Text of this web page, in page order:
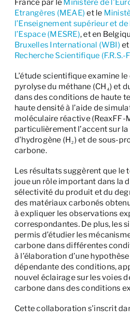
France par le Ministère de
Etrangères (MEAE) et le
l’Enseignement supérieur et
l’Espace (MESRE), et en
Bruxelles International (WBI)
Recherche Scientifique (F.R.S.-
L’étude scientifique examine
pyrolyse du méthane (CH₄) et
dans des conditions de haute
haute densité à l’aide de
moléculaire réactive (ReaxFF-
particulièrement l’accent sur
d’hydrogène (H₂) et de sous-
carbone.
Les résultats suggèrent que le
joue un rôle important dans la
sélectivité du produit et du
des matériaux carbonés
à expliquer les observations
correspondantes. De plus, les
permis d’étudier les
carbone dans différentes
à l’élaboration d’une
dépendante des conditions,
nouvel éclairage sur les voies
carbone dans des conditions
Cette collaboration s’inscrit